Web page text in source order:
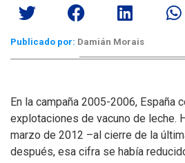
Publicado por: Damián Morais
En la campaña 2005-2006, España
explotaciones de vacuno de leche.
marzo de 2012 –al cierre de la
después, esa cifra se había